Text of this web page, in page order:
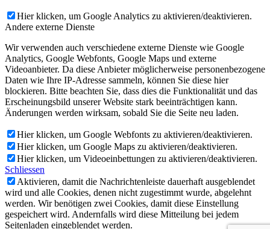
Hier klicken, um Google Analytics zu aktivieren/deaktivieren.
Andere externe Dienste
Wir verwenden auch verschiedene externe Dienste wie Google
Analytics, Google Webfonts, Google Maps und externe
Videoanbieter. Da diese Anbieter möglicherweise personenbezogene
Daten wie Ihre IP-Adresse sammeln, können Sie diese hier
blockieren. Bitte beachten Sie, dass dies die Funktionalität und das
Erscheinungsbild unserer Website stark beeinträchtigen kann.
Änderungen werden wirksam, sobald Sie die Seite neu laden.
Hier klicken, um Google Webfonts zu aktivieren/deaktivieren.
Hier klicken, um Google Maps zu aktivieren/deaktivieren.
Hier klicken, um Videoeinbettungen zu aktivieren/deaktivieren.
Schliessen
Aktivieren, damit die Nachrichtenleiste dauerhaft ausgeblendet
wird und alle Cookies, denen nicht zugestimmt wurde, abgelehnt
werden. Wir benötigen zwei Cookies, damit diese Einstellung
gespeichert wird. Andernfalls wird diese Mitteilung bei jedem
Seitenladen eingeblendet werden.